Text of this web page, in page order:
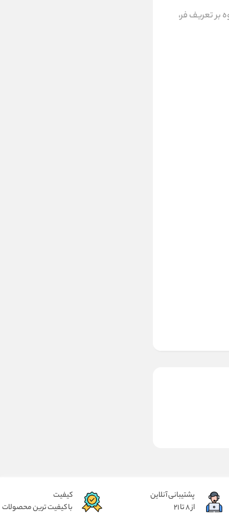
تعریف فر،
پشتیبانی آنلاین
از 8 تا 21
کیفیت
با کیفیت ترین محصولات